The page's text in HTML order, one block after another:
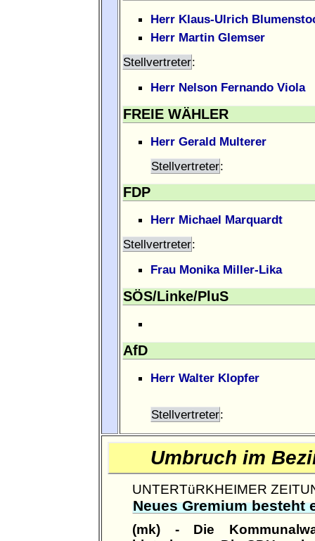
Herr Klaus-Ulrich
Herr Martin Glemser
Stellvertreter:
Herr Nelson Fernando Viola
FREIE WÄHLER
Herr Gerald Multerer
Stellvertreter:
FDP
Herr Michael Marquardt
Stellvertreter:
Frau Monika Miller-Lika
SÖS/Linke/PluS
AfD
Herr Walter Klopfer
Stellvertreter:
Umbruch im
UNTERTüRKHEIMER
Neues Gremium besteht
(mk) - Die